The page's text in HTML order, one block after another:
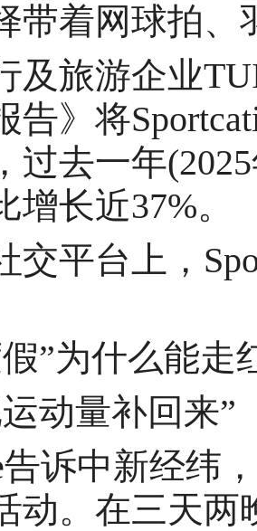
带着网球拍
及旅游企业
告》将
过去一年
增长近37%。
交平台上，
”为什么能走
动量补回来”
告诉中新经纬
动。在三天两